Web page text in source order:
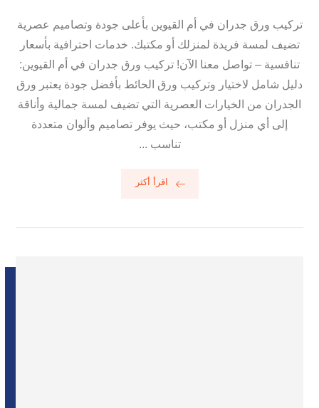
تركيب ورق جدران في أم القيوين بأعلى جودة وتصاميم عصرية
تضيف لمسة فريدة لمنزلك أو مكتبك. خدمات احترافية بأسعار
تنافسية – تواصل معنا الآن! تركيب ورق جدران في أم القيوين:
دليل شامل لاختيار وتركيب ورق الحائط بأفضل جودة يعتبر ورق
الجدران من الخيارات العصرية التي تضيف لمسة جمالية وأناقة
إلى أي منزل أو مكتب، حيث يوفر تصاميم وألوان متعددة
تناسب ...
اقرأ أكثر